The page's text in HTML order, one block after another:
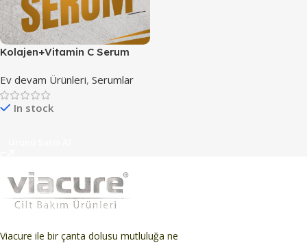
Kolajen+Vitamin C Serum
Ev devam Ürünleri, Serumlar
In stock
Viacure ile bir çanta dolusu mutluluğa ne